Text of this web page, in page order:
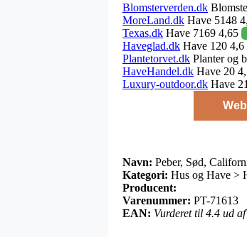
Blomsterverden.dk
MoreLand.dk Have 5148
Texas.dk Have 7169 4,65
Haveglad.dk Have 120 4,6
Plantetorvet.dk Planter og
HaveHandel.dk Have 20
Luxury-outdoor.dk Have
Navn: Peber, Sød,
Kategori: Hus og Have >
Producent:
Varenummer: PT-71613
EAN: Vurderet til 4.4 ud